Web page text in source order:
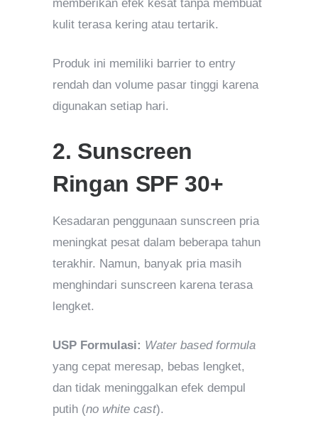
memberikan efek kesat tanpa membuat
kulit terasa kering atau tertarik.
Produk ini memiliki barrier to entry
rendah dan volume pasar tinggi karena
digunakan setiap hari.
2. Sunscreen
Ringan SPF 30+
Kesadaran penggunaan sunscreen pria
meningkat pesat dalam beberapa tahun
terakhir. Namun, banyak pria masih
menghindari sunscreen karena terasa
lengket.
USP Formulasi: Water based formula
yang cepat meresap, bebas lengket,
dan tidak meninggalkan efek dempul
putih (no white cast).